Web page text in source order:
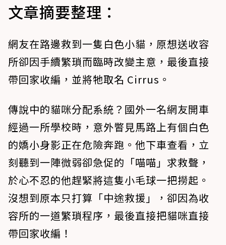
文章摘要整理：
網友在路邊救到一隻白色小貓，原想送收容
所卻因手續繁瑣而臨時改變主意，最後直接
帶回家收編，並將牠取名 Cirrus。
傳說中的貓咪分配系統？國外一名網友開車
經過一所學校時，意外瞥見馬路上有個白色
的嬌小身影正在危險奔跑。他下車查看，立
刻聽到一陣微弱卻急促的「喵喵」求救聲，
於心不忍的他趕緊將這隻小毛球一把撈起。
沒想到原本只打算「中途救援」，卻因為收
容所的一道繁瑣程序，最後直接把貓咪直接
帶回家收編！